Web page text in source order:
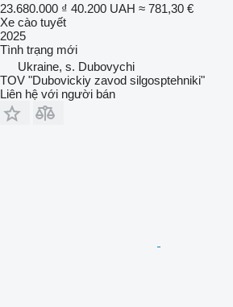
23.680.000 ₫ 40.200 UAH ≈ 781,30 €
Xe cào tuyết
2025
Tình trạng mới
Ukraine, s. Dubovychi
TOV "Dubovickiy zavod silgosptehniki"
Liên hệ với người bán